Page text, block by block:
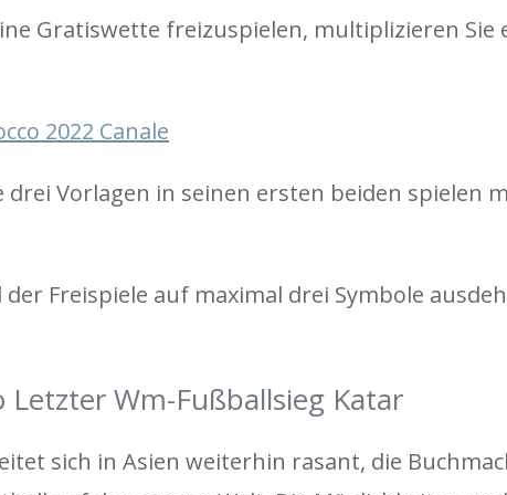
Gratiswette freizuspielen, multiplizieren Sie
2022 Canale
Vorlagen in seinen ersten beiden spielen
Freispiele auf maximal drei Symbole
Wm-Fußballsieg Katar
sich in Asien weiterhin rasant, die